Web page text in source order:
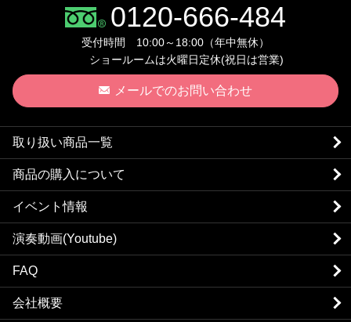
0120-666-484
受付時間 10:00～18:00（年中無休）
ショールームは火曜日定休(祝日は営業)
メールでのお問い合わせ
取り扱い商品一覧
商品の購入について
イベント情報
演奏動画(Youtube)
FAQ
会社概要